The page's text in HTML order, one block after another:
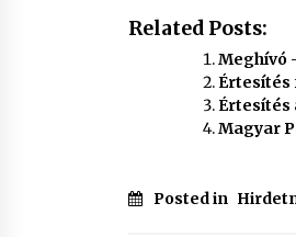
Related Posts:
Meghívó
Értesítés
Értesítés
Magyar
Posted in